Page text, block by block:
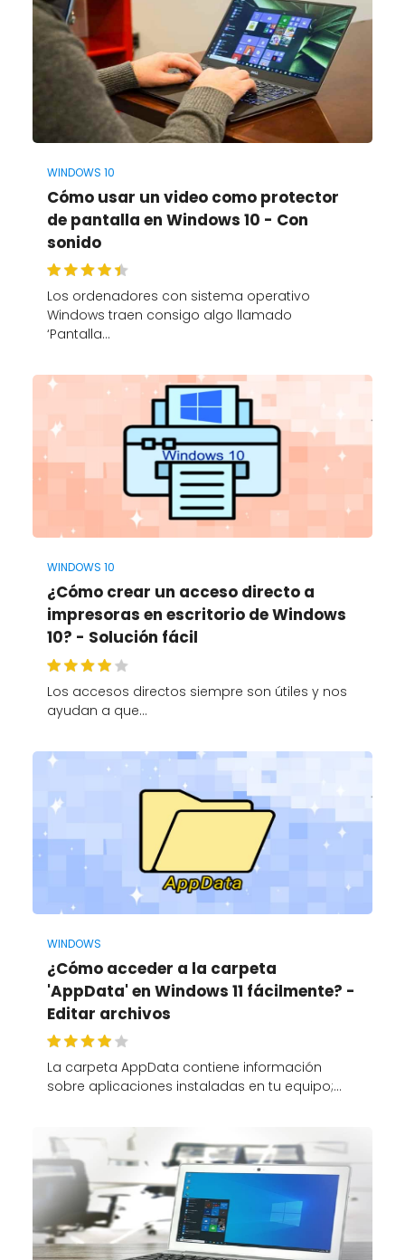
WINDOWS 10
Cómo usar un video como protector
de pantalla en Windows 10 - Con
sonido
Los ordenadores con sistema operativo
Windows traen consigo algo llamado
‘Pantalla…
WINDOWS 10
¿Cómo crear un acceso directo a
impresoras en escritorio de Windows
10? - Solución fácil
Los accesos directos siempre son útiles y nos
ayudan a que…
WINDOWS
¿Cómo acceder a la carpeta
'AppData' en Windows 11 fácilmente? -
Editar archivos
La carpeta AppData contiene información
sobre aplicaciones instaladas en tu equipo;…